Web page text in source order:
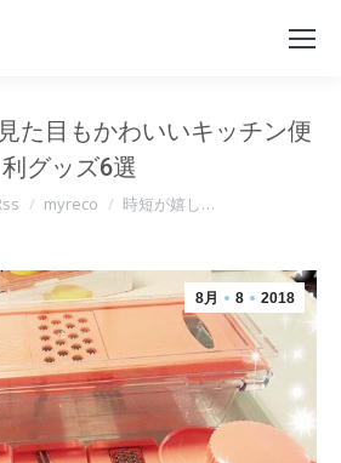
た目もかわいいキッチン便
利グッズ6選
myreco 時短が嬉し…
8月 8 2018